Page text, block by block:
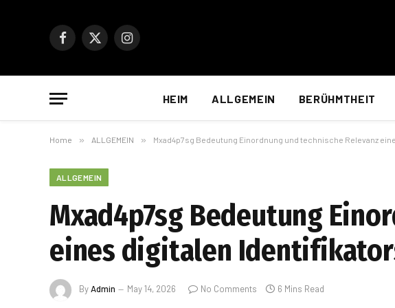
Facebook
X
Instagram
HEIM ALLGEMEIN BERÜHMTHEIT
Home » ALLGEMEIN » Mxad4p7sg Bedeutung Einordnung und technische Relevanz
ALLGEMEIN
Mxad4p7sg Bedeutung
eines digitalen
ByAdmin May 14, 2026 No Comments 6 Mins Read